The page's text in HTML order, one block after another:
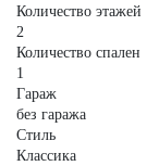
Количество этажей
2
Количество спален
1
Гараж
без гаража
Стиль
Классика